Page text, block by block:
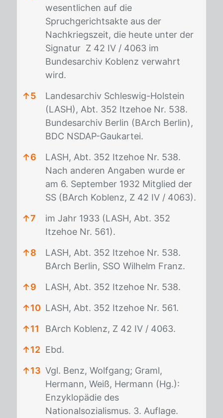
wesentlichen auf die
Spruchgerichtsakte aus der
Nachkriegszeit, die heute unter der
Signatur Z 42 IV / 4063 im
Bundesarchiv Koblenz verwahrt
wird.
↑5
Landesarchiv Schleswig-Holstein
(LASH), Abt. 352 Itzehoe Nr. 538.
Bundesarchiv Berlin (BArch Berlin),
BDC NSDAP-Gaukartei.
↑6
LASH, Abt. 352 Itzehoe Nr. 538.
Nach anderen Angaben wurde er
am 6. September 1932 Mitglied der
SS (BArch Koblenz, Z 42 IV / 4063).
↑7
im Jahr 1933 (LASH, Abt. 352
Itzehoe Nr. 561).
↑8
LASH, Abt. 352 Itzehoe Nr. 538.
BArch Berlin, SSO Wilhelm Franz.
↑9
LASH, Abt. 352 Itzehoe Nr. 538.
↑10 LASH, Abt. 352 Itzehoe Nr. 561.
↑11
BArch Koblenz, Z 42 IV / 4063.
↑12 Ebd.
↑13 Vgl. Benz, Wolfgang; Graml,
Hermann, Weiß, Hermann (Hg.):
Enzyklopädie des
Nationalsozialismus. 3. Auflage.